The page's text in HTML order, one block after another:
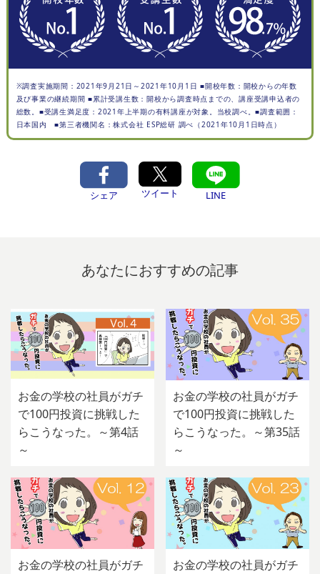
※調査実施期間：2021年9月21日～2021年10月1日 ■開校年数：開校からの年数
及び事業の継続期間 ■累計受講生数：開校から調査時点までの、講座受講申込者の
総数。■受講生満足度：2021年上半期の有料講座が対象。当校調べ。■調査範囲：
日本国内 ■第三者機関名：株式会社 ESP総研 調べ（2021年10月1日時点）
シェア ツイート LINE
あなたにおすすめの記事
お金の学校の社員がガチ
で100円投資に挑戦した
らこうなった。～第4話
～
お金の学校の社員がガチ
で100円投資に挑戦した
らこうなった。～第35話
～
お金の学校の社員がガチ
お金の学校の社員がガチ